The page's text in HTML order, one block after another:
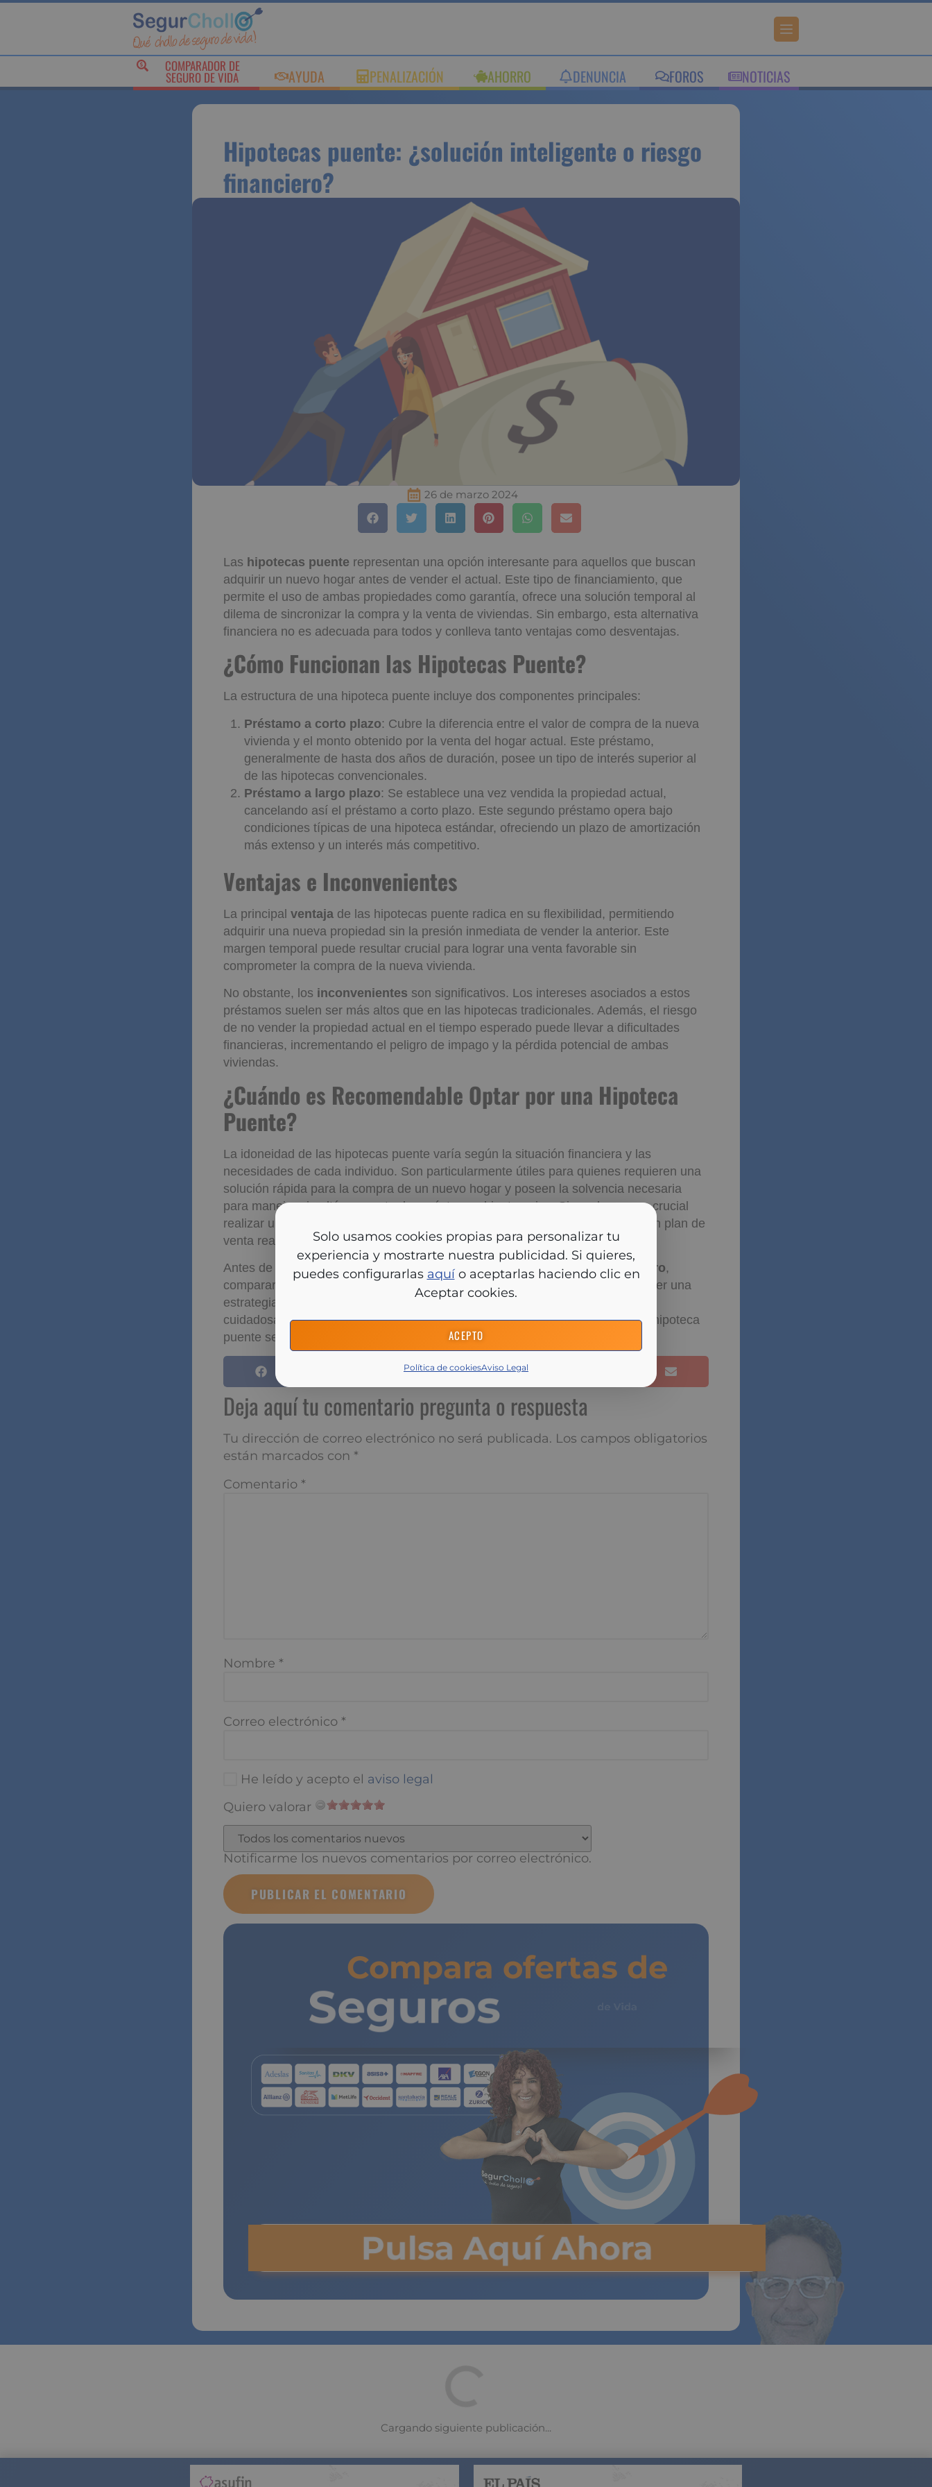
Solo usamos cookies propias para personalizar tu experiencia
y mostrarte nuestra publicidad. Si quieres, puedes configurarlas
aquío aceptarlas haciendo clic en Aceptar cookies.
ACEPTO
COMPARADOR DE
SEGURO DE VIDA AYUDA PENALIZACIÓN AHORRO DENUNCIA FOROS NOTICIAS
Hipotecas puente: ¿solución inteligente o
riesgo financiero?
26 de marzo 2024
Las hipotecas puente representan una opción interesante para aquellos que buscan
adquirir un nuevo hogar antes de vender el actual. Este tipo de financiamiento, que
permite el uso de ambas propiedades como garantía, ofrece una solución temporal al
dilema de sincronizar la compra y la venta de viviendas. Sin embargo, esta alternativa
financiera no es adecuada para todos y conlleva tanto ventajas como desventajas.
¿Cómo Funcionan las Hipotecas Puente?
La estructura de una hipoteca puente incluye dos componentes principales:
Préstamo a corto plazo: Cubre la diferencia entre el valor de compra de la nueva
vivienda y el monto obtenido por la venta del hogar actual. Este préstamo,
generalmente de hasta dos años de duración, posee un tipo de interés superior al
de las hipotecas convencionales.
Préstamo a largo plazo: Se establece una vez vendida la propiedad actual,
cancelando así el préstamo a corto plazo. Este segundo préstamo opera bajo
condiciones típicas de una hipoteca estándar, ofreciendo un plazo de amortización
más extenso y un interés más competitivo.
Ventajas e Inconvenientes
La principal ventaja de las hipotecas puente radica en su flexibilidad, permitiendo
adquirir una nueva propiedad sin la presión inmediata de vender la anterior. Este
margen temporal puede resultar crucial para lograr una venta favorable sin
comprometer la compra de la nueva vivienda.
No obstante, los inconvenientes son significativos. Los intereses asociados a estos
préstamos suelen ser más altos que en las hipotecas tradicionales. Además, el riesgo
de no vender la propiedad actual en el tiempo esperado puede llevar a dificultades
financieras, incrementando el peligro de impago y la pérdida potencial de ambas
viviendas.
¿Cuándo es Recomendable Optar por una
Hipoteca Puente?
La idoneidad de las hipotecas puente varía según la situación financiera y las
necesidades de cada individuo. Son particularmente útiles para quienes requieren una
solución rápida para la compra de un nuevo hogar y poseen la solvencia necesaria
para manejar simultáneamente dos préstamos hipotecarios. Sin embargo, es crucial
realizar un análisis detallado de los costos y riesgos, contemplando siempre un plan de
venta realista para la propiedad actual.
Antes de tomar una decisión, se recomienda
consultar a un asesor financiero,
comparar condiciones entre diversas entidades bancarias y asegurarse de tener una
estrategia de venta efectiva para el hogar actual. La clave está en ponderar
cuidadosamente tanto las ventajas como las desventajas, asegurando que la hipoteca
puente sea realmente la mejor opción según las circunstancias personales.
Deja aquí tu comentario pregunta o respuesta
Tu dirección de correo electrónico no será publicada. Los campos obligatorios están
marcados con*
Comentario*
Nombre*
Correo electrónico*
He leído y acepto elaviso legal
Quiero valorar
Notificarme los nuevos comentarios por correo electrónico.
Compara ofertas de
Seguros
Pulsa Aquí Ahora
alejando grandes subidas en las
hipotecas